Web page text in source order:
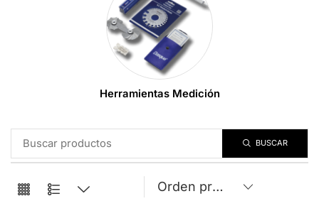
Herramientas Medición
BUSCAR